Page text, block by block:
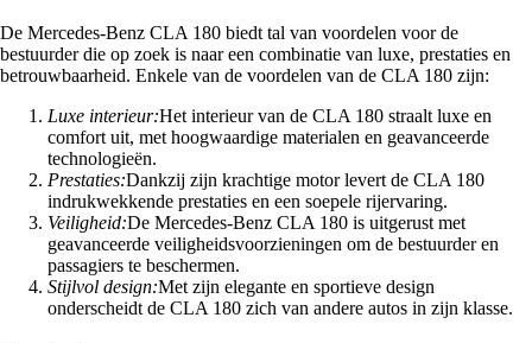
De Mercedes-Benz CLA 180 biedt tal van voordelen voor de
bestuurder die op zoek is naar een combinatie van luxe, prestaties en
betrouwbaarheid. Enkele van de voordelen van de CLA 180 zijn:
Luxe interieur:Het interieur van de CLA 180 straalt luxe en
comfort uit, met hoogwaardige materialen en geavanceerde
technologieën.
Prestaties:Dankzij zijn krachtige motor levert de CLA 180
indrukwekkende prestaties en een soepele rijervaring.
Veiligheid:De Mercedes-Benz CLA 180 is uitgerust met
geavanceerde veiligheidsvoorzieningen om de bestuurder en
passagiers te beschermen.
Stijlvol design:Met zijn elegante en sportieve design
onderscheidt de CLA 180 zich van andere autos in zijn klasse.